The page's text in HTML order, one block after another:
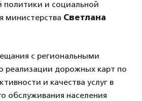
политики и социальной
министерства Светлана
с региональными
реализации дорожных карт по
и качества услуг в
обслуживания населения